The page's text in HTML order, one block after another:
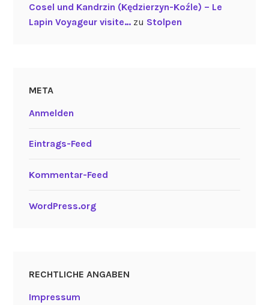
Cosel und Kandrzin (Kędzierzyn-Koźle) – Le
Lapin Voyageur visite…zu Stolpen
META
Anmelden
Eintrags-Feed
Kommentar-Feed
WordPress.org
RECHTLICHE ANGABEN
Impressum